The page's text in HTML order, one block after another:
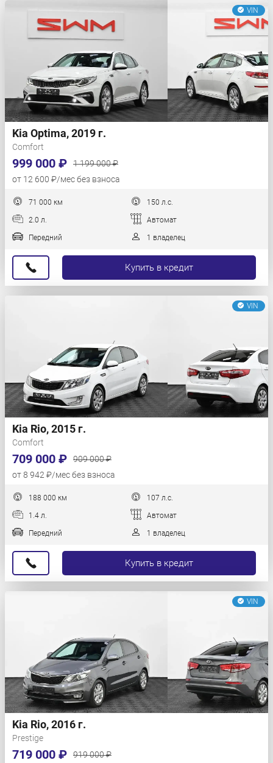
VIN
Kia Optima, 2019 г.
Comfort
999 000 ₽
1 199 000 ₽
от 12 600 ₽/мес без взноса
71 000 км 150 л.с.
2.0 л. Автомат
Передний 1 владелец
Купить в кредит
VIN
Kia Rio, 2015 г.
Comfort
709 000 ₽
909 000 ₽
от 8 942 ₽/мес без взноса
188 000 км 107 л.с.
1.4 л. Автомат
Передний 1 владелец
Купить в кредит
VIN
Kia Rio, 2016 г.
Prestige
719 000 ₽
919 000 ₽